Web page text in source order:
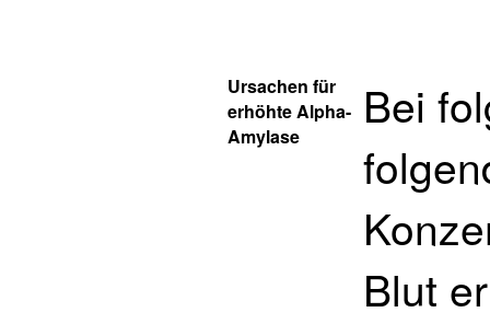
Ursachen für
erhöhte Alpha-
Amylase
Bei
Blut